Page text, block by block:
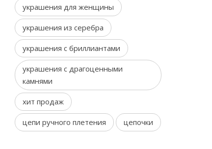
украшения для женщины
украшения из серебра
украшения с бриллиантами
украшения с драгоценными
камнями
хит продаж
цепи ручного плетения цепочки